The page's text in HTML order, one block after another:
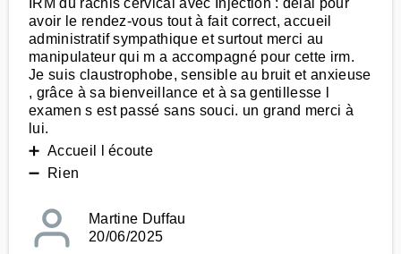
IRM du rachis cervical avec Injection : délai pour
avoir le rendez-vous tout à fait correct, accueil
administratif sympathique et surtout merci au
manipulateur qui m a accompagné pour cette irm.
Je suis claustrophobe, sensible au bruit et anxieuse
, grâce à sa bienveillance et à sa gentillesse l
examen s est passé sans souci. un grand merci à
lui.
➕ Accueil l écoute
➖ Rien
Martine Duffau
20/06/2025